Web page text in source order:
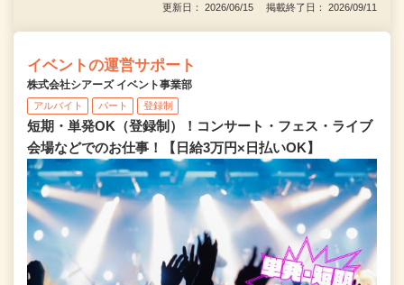
更新日： 2026/06/15 掲載終了日： 2026/09/11
イベントの運営サポート
株式会社シアーズ イベント事業部
アルバイト パート 登録制
短期・単発OK（登録制）！コンサート・フェス・ライブ
会場などでのお仕事！【日給3万円×日払いOK】